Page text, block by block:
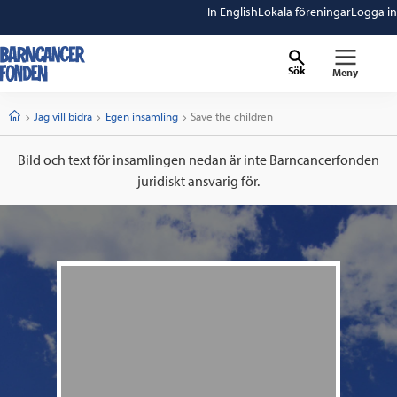
In EnglishLokala föreningarLogga in
Sök Meny
StartJag vill bidra Egen insamling Current:
Save the children
Bild och text för insamlingen nedan är inte Barncancerfonden
juridiskt ansvarig för.